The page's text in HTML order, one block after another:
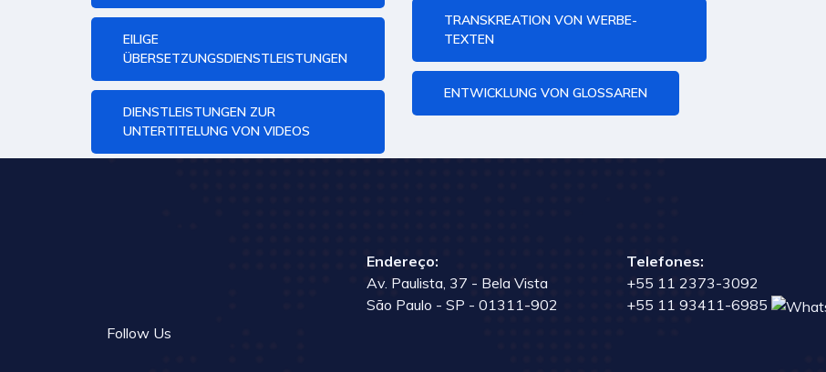
EILIGE
ÜBERSETZUNGSDIENSTLEISTUNGEN
DIENSTLEISTUNGEN ZUR
UNTERTITELUNG VON VIDEOS
TRANSKREATION VON WERBE-
TEXTEN
ENTWICKLUNG VON GLOSSAREN
Follow Us
Endereço:
Av. Paulista, 37 - Bela Vista
São Paulo - SP - 01311-902
Telefones:
+55 11 2373-3092
+55 11 93411-6985